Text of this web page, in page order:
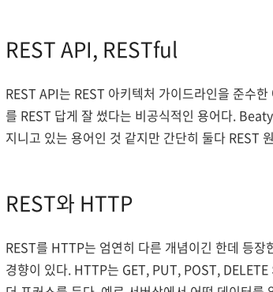
REST API, RESTful
REST API는 REST 아키텍처 가이드라인을 준수
를 REST 답게 잘 썼다는 비공식적인 용어다.
지니고 있는 용어인 것 같지만 간단히 둘다 REST
REST와 HTTP
REST를 HTTP는 엄연히 다른 개념이긴 한데 등
경향이 있다. HTTP는 GET, PUT, POST,